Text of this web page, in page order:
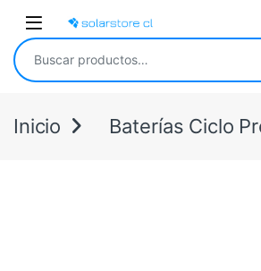
Open
Buscar por:
Inicio Baterías Ciclo